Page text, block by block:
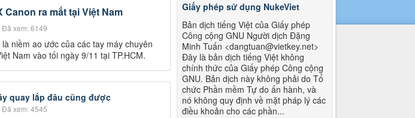
Canon ra mắt tại Việt Nam
Đã xem: 6149
niềm ao ước của các tay máy chuyên
Nam vào tối ngày 9/11 tại TP.HCM.
quay lắp đâu cũng được
Đã xem: 4545
Giấy phép sử dụng NukeViet
Bản dịch tiếng Việt của Giấy phép
Công cộng GNU Người dịch Đặng
Minh Tuấn <dangtuan@vietkey.net>
Đây là bản dịch tiếng Việt không
chính thức của Giấy phép Công cộng
GNU. Bản dịch này không phải do Tổ
chức Phần mềm Tự do ấn hành, và
nó không quy định về mặt pháp lý các
điều khoản cho các phần...